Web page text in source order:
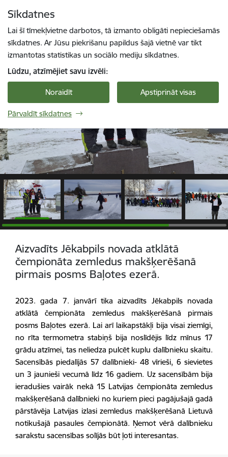
Sīkdatnes
Lai šī tīmekļvietne darbotos, tā izmanto obligāti nepieciešamās
sīkdatnes. Ar Jūsu piekrišanu papildus šajā vietnē var tikt
izmantotas statistikas un sociālo mediju sīkdatnes.
Lūdzu, atzīmējiet savu izvēli:
Noraidīt Apstiprināt visas
Pārvaldīt sīkdatnes
1 / 5
Aizvadīts Jēkabpils novada atklātā
čempionāta zemledus makšķerēšanā
pirmais posms Baļotes ezerā.
2023. gada 7. janvārī tika aizvadīts Jēkabpils novada
atklātā čempionāta zemledus makšķerēšanā pirmais
posms Baļotes ezerā. Lai arī laikapstākļi bija visai ziemīgi,
no rīta termometra stabiņš bija noslīdējis līdz mīnus 17
grādu atzīmei, tas neliedza pulcēt kuplu dalībnieku skaitu.
Sacensībās piedalījās 57 dalībnieki- 48 vīrieši, 6 sievietes
un 3 jaunieši vecumā līdz 16 gadiem. Uz sacensībām bija
ieradušies vairāk nekā 15 Latvijas čempionāta zemledus
makšķerēšanā dalībnieki no kuriem pieci pagājušajā gadā
pārstāvēja Latvijas izlasi zemledus makšķerēšanā Lietuvā
notikušajā pasaules čempionātā. Ņemot vērā dalībnieku
sarakstu sacensības solījās būt ļoti interesantas.